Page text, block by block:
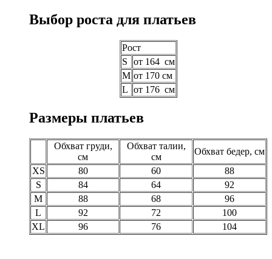
Выбор роста для платьев
Рост
S
от 164 см
M от 170 см
L от 176 см
Размеры платьев
Обхват груди,
см
Обхват талии,
см
Обхват бедер, см
XS
80 60
88
S
84 64
92
M
88 68
96
L
92 72
100
XL
96 76 104